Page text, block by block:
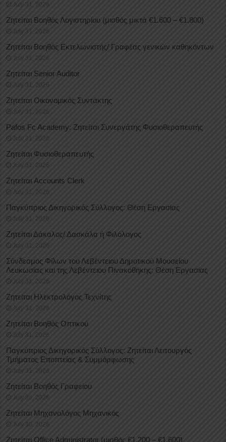
July 31, 2026
Ζητείται Βοηθός Λογιστηρίου (μισθός μικτά €1.600 – €1.800)
July 31, 2026
Ζητείται Βοηθός Εκτελωνιστής/ Γραφέας γενικών καθηκόντων
July 31, 2026
Ζητείται Senior Auditor
July 31, 2026
Ζητείται Οικονομικός Συντάκτης
July 31, 2026
Pafos Fc Academy: Ζητείται Συνεργάτης Φυσιοθεραπευτής
July 31, 2026
Ζητείται Φυσιοθεραπευτής
July 31, 2026
Ζητείται Accounts Clerk
July 31, 2026
Παγκύπριος Δικηγορικός Σύλλογος: Θέση Εργασίας
July 31, 2026
Ζητείται Δάκαλος/ Δασκάλα ή Φιλόλογος
July 31, 2026
Σύνδεσμος Φίλων του Λεβέντειου Δημοτικού Μουσείου
Λευκωσίας και της Λεβέντειου Πινακοθήκης: Θέση Εργασίας
July 31, 2026
Ζητείται Ηλεκτρολόγος Τεχνίτης
July 31, 2026
Ζητείται Βοηθός Οπτικού
July 31, 2026
Παγκύπριος Δικηγορικός Σύλλογος: Ζητείται Λειτουργός
Τμήματος Εποπτείας & Συμμόρφωσης
July 31, 2026
Ζητείται Βοηθός Γραφείου
July 30, 2026
Ζητείται Μηχανολόγος Μηχανικός
July 30, 2026
Ζητείται Office Administrator (μισθός €1.200 – €1.600)